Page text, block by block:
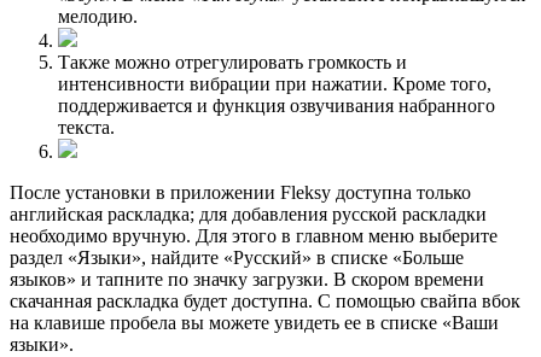
мелодию.
Также можно отрегулировать громкость и
интенсивности вибрации при нажатии. Кроме того,
поддерживается и функция озвучивания набранного
текста.
После установки в приложении Fleksy доступна только
английская раскладка; для добавления русской раскладки
необходимо вручную. Для этого в главном меню выберите
раздел «Языки», найдите «Русский» в списке «Больше
языков» и тапните по значку загрузки. В скором времени
скачанная раскладка будет доступна. С помощью свайпа вбок
на клавише пробела вы можете увидеть ее в списке «Ваши
языки».